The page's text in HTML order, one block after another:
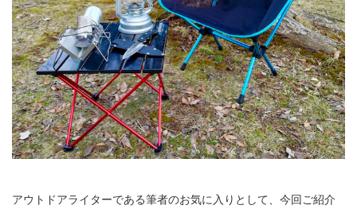
アウトドアライターである筆者のお気に入りとして、今回ご紹介